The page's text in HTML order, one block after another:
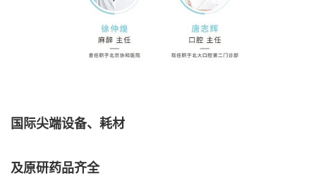
国际尖端设备、耗材
及原研药品齐全